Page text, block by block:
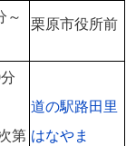
～ 栗原市役所前
第
道の駅路田里
はなやま